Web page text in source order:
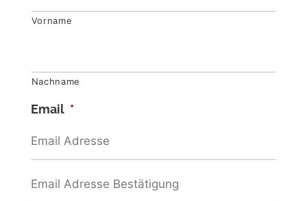
Vorname
Nachname
Email *